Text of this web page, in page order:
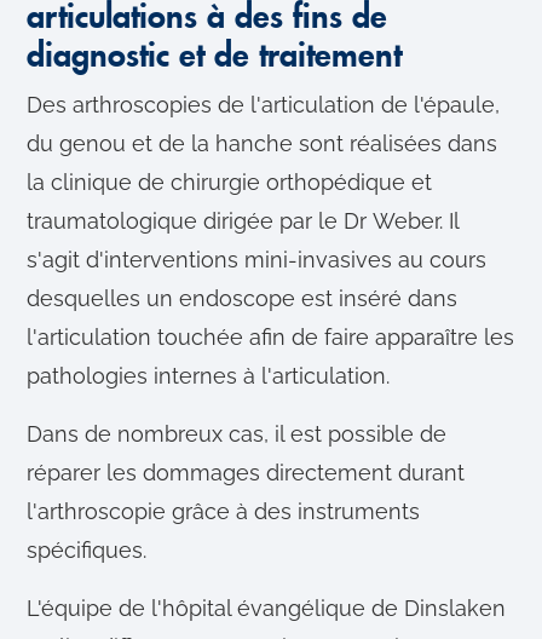
articulations à des fins de
diagnostic et de traitement
Des arthroscopies de l'articulation de l'épaule,
du genou et de la hanche sont réalisées dans
la clinique de chirurgie orthopédique et
traumatologique dirigée par le Dr Weber. Il
s'agit d'interventions mini-invasives au cours
desquelles un endoscope est inséré dans
l'articulation touchée afin de faire apparaître les
pathologies internes à l'articulation.
Dans de nombreux cas, il est possible de
réparer les dommages directement durant
l'arthroscopie grâce à des instruments
spécifiques.
L'équipe de l'hôpital évangélique de Dinslaken